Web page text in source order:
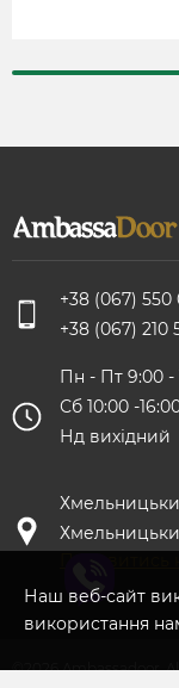
+38 (067) 550
+38 (067) 210
Пн - Пт 9:00 -
Сб 10:00 -
Нд вихідний
©2026 Ambassadoor.
Наш веб-сайт
використання